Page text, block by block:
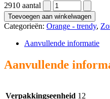
2910 aantal
Toevoegen aan winkelwagen
Categorieën: Orange - trendy,
Aanvullende informatie
Aanvullende
Verpakkingseenheid 12